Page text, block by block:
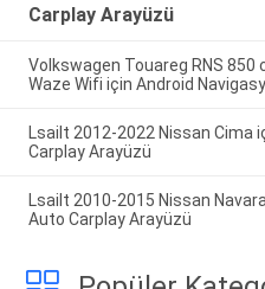
Carplay Arayüzü
Volkswagen Touareg RNS 850
Waze Wifi için Android
Lsailt 2012-2022 Nissan Cima
Carplay Arayüzü
Lsailt 2010-2015 Nissan
Auto Carplay Arayüzü